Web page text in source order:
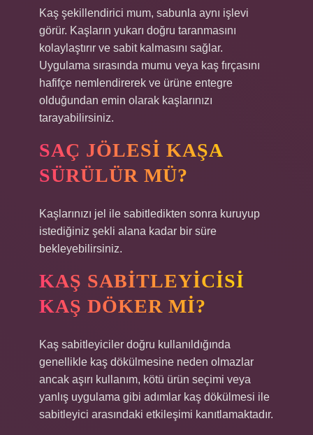
Kaş şekillendirici mum, sabunla aynı işlevi
görür. Kaşların yukarı doğru taranmasını
kolaylaştırır ve sabit kalmasını sağlar.
Uygulama sırasında mumu veya kaş fırçasını
hafifçe nemlendirerek ve ürüne entegre
olduğundan emin olarak kaşlarınızı
tarayabilirsiniz.
SAÇ JÖLESI KAŞA
SÜRÜLÜR MÜ?
Kaşlarınızı jel ile sabitledikten sonra kuruyup
istediğiniz şekli alana kadar bir süre
bekleyebilirsiniz.
KAŞ SABITLEYICISI
KAŞ DÖKER MI?
Kaş sabitleyiciler doğru kullanıldığında
genellikle kaş dökülmesine neden olmazlar
ancak aşırı kullanım, kötü ürün seçimi veya
yanlış uygulama gibi adımlar kaş dökülmesi ile
sabitleyici arasındaki etkileşimi kanıtlamaktadır.